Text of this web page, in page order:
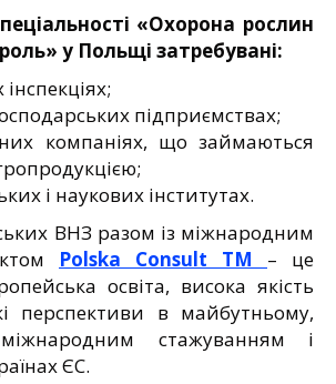
«Охорона рослин
у Польщі затребувані:
підприємствах;
компаніях, що займаються
і наукових інститутах.
ВНЗ разом із міжнародним
Polska Consult TM
– це
освіта, висока якість
перспективи в майбутньому,
стажуванням і
ЄС.